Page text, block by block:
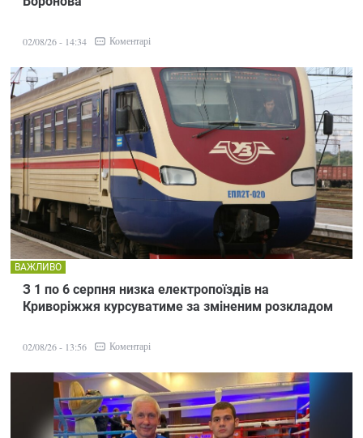
02/08/26 - 14:34 Коментарі
З 1 по 6 серпня низка електропоїздів на
Криворіжжя курсуватиме за зміненим розкладом
ВАЖЛИВО
02/08/26 - 13:56 Коментарі